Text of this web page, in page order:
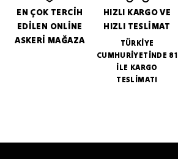
EN ÇOK TERCİH
EDİLEN ONLİNE
ASKERİ MAĞAZA
HIZLI KARGO VE
HIZLI TESLİMAT
TÜRKİYE
CUMHURİYETİNDE 81
İLE KARGO
TESLİMATI